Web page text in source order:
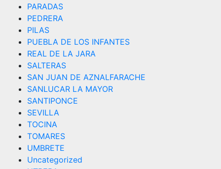
PARADAS
PEDRERA
PILAS
PUEBLA DE LOS INFANTES
REAL DE LA JARA
SALTERAS
SAN JUAN DE AZNALFARACHE
SANLUCAR LA MAYOR
SANTIPONCE
SEVILLA
TOCINA
TOMARES
UMBRETE
Uncategorized